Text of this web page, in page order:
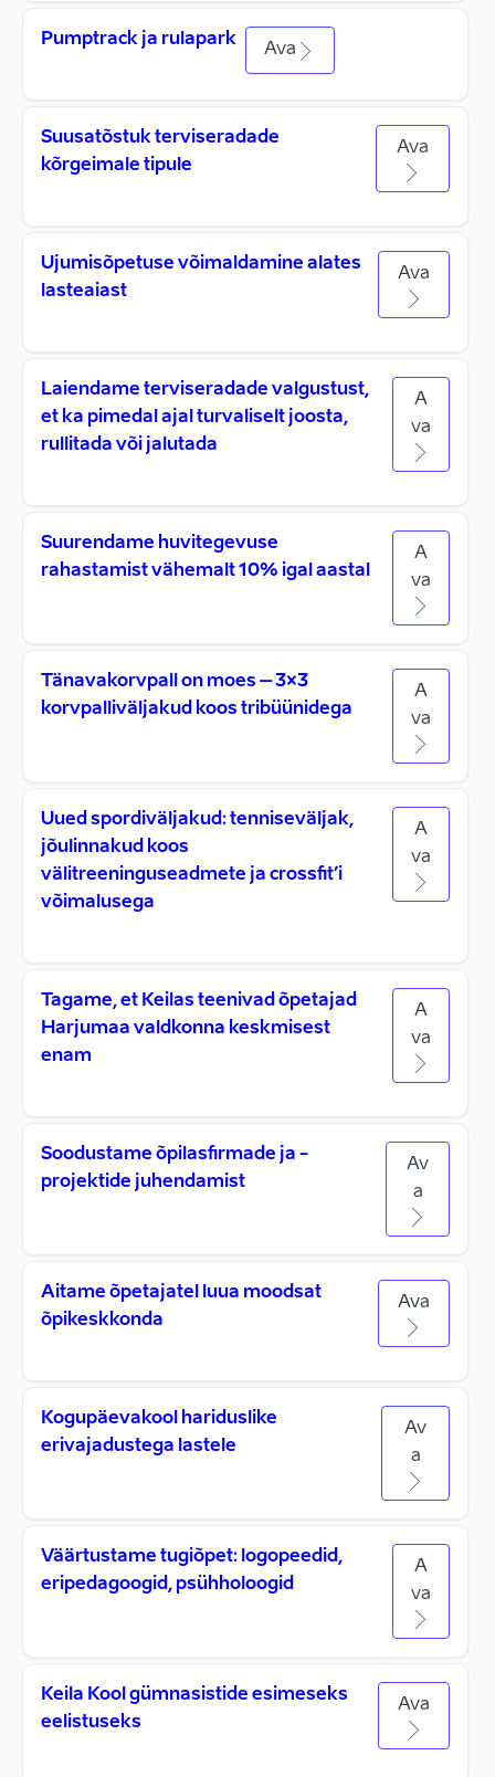
Pumptrack ja rulapark
Ava
Suusatõstuk terviseradade
kõrgeimale tipule
Ava
Ujumisõpetuse võimaldamine alates
lasteaiast
Ava
Laiendame terviseradade valgustust,
et ka pimedal ajal turvaliselt joosta,
rullitada või jalutada
A
va
Suurendame huvitegevuse
rahastamist vähemalt 10% igal aastal
A
va
Tänavakorvpall on moes – 3×3
korvpalliväljakud koos tribüünidega
A
va
Uued spordiväljakud: tenniseväljak,
jõulinnakud koos
välitreeninguseadmete ja crossfit’i
võimalusega
A
va
Tagame, et Keilas teenivad õpetajad
Harjumaa valdkonna keskmisest
enam
A
va
Soodustame õpilasfirmade ja -
projektide juhendamist
Av
a
Aitame õpetajatel luua moodsat
õpikeskkonda
Ava
Kogupäevakool hariduslike
erivajadustega lastele
Av
a
Väärtustame tugiõpet: logopeedid,
eripedagoogid, psühholoogid
A
va
Keila Kool gümnasistide esimeseks
eelistuseks
Ava